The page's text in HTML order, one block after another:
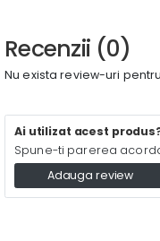
Recenzii (0)
Nu exista review-uri
Ai utilizat acest
Spune-ti parerea
Adauga review